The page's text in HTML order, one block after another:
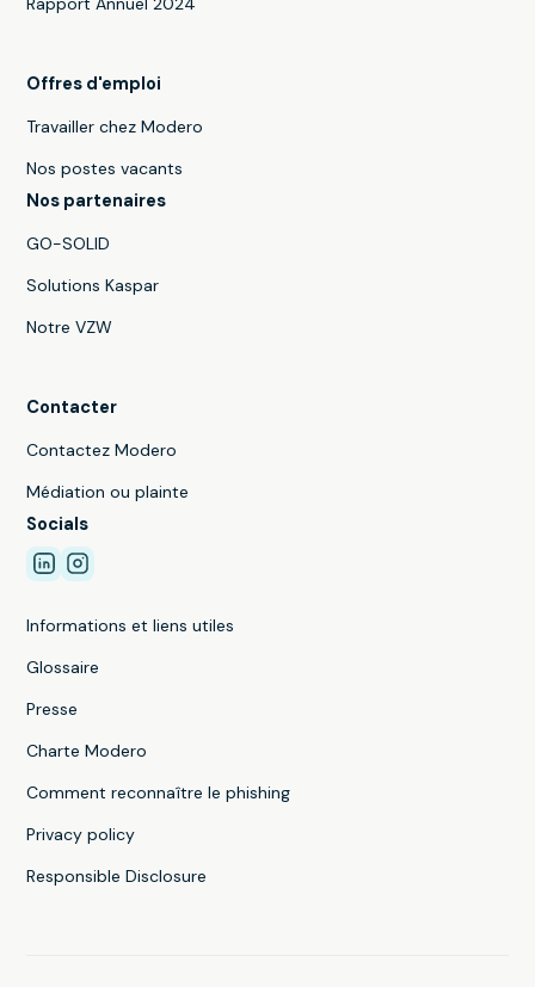
Offres d'emploi
Travailler chez Modero
Nos postes vacants
Nos partenaires
GO-SOLID
Solutions Kaspar
Notre VZW
Contacter
Contactez Modero
Médiation ou plainte
Socials
Informations et liens utiles
Glossaire
Presse
Charte Modero
Comment reconnaître le phishing
Privacy policy
Responsible Disclosure